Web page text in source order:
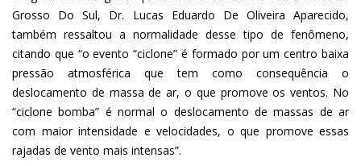
Grosso Do Sul, Dr. Lucas Eduardo De Oliveira Aparecido,
também ressaltou a normalidade desse tipo de fenômeno,
citando que “o evento “ciclone” é formado por um centro baixa
pressão atmosférica que tem como consequência o
deslocamento de massa de ar, o que promove os ventos. No
“ciclone bomba” é normal o deslocamento de massas de ar
com maior intensidade e velocidades, o que promove essas
rajadas de vento mais intensas”.